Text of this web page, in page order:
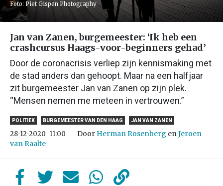
Foto: Piet Gispen Photography
Jan van Zanen, burgemeester: ‘Ik heb een
crashcursus Haags-voor-beginners gehad’
Door de coronacrisis verliep zijn kennismaking met
de stad anders dan gehoopt. Maar na een halfjaar
zit burgemeester Jan van Zanen op zijn plek.
“Mensen nemen me meteen in vertrouwen.”
POLITIEK BURGEMEESTER VAN DEN HAAG JAN VAN ZANEN
28-12-2020 11:00 Door Herman Rosenberg enJeroen
van Raalte